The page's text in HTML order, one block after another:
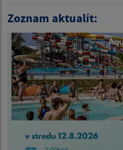
Zoznam aktualít: